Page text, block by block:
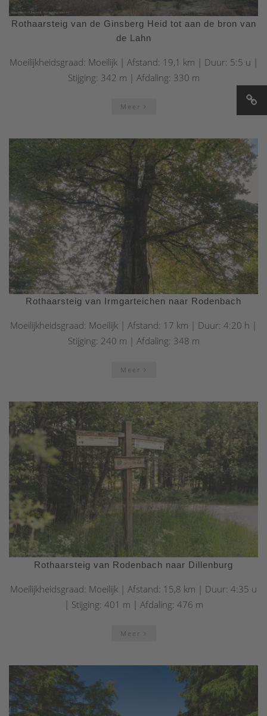
Rothaarsteig van de Ginsberg Heid tot aan de bron van
de Lahn
Moeilijkheidsgraad: Moeilijk | Afstand: 19,1 km | Duur: 5:5 u |
Stijging: 342 m | Afdaling: 330 m
Meer
Rothaarsteig van Irmgarteichen naar Rodenbach
Moeilijkheidsgraad: Moeilijk | Afstand: 17 km | Duur: 4:20 h |
Stijging: 240 m | Afdaling: 348 m
Meer
Rothaarsteig van Rodenbach naar Dillenburg
Moeilijkheidsgraad: Moeilijk | Afstand: 15,8 km | Duur: 4:35 u
| Stijging: 401 m | Afdaling: 476 m
Meer